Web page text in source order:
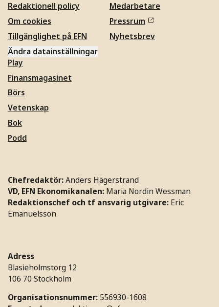
Redaktionell policy
Om cookies
Tillgänglighet på EFN
Ändra datainställningar
Medarbetare
Pressrum
Nyhetsbrev
Play
Finansmagasinet
Börs
Vetenskap
Bok
Podd
Chefredaktör:Anders Hägerstrand
VD, EFN Ekonomikanalen: Maria Nordin Wessman
Redaktionschef och tf ansvarig utgivare: Eric
Emanuelsson
Adress
Blasieholmstorg 12
106 70 Stockholm
Organisationsnummer: 556930-1608